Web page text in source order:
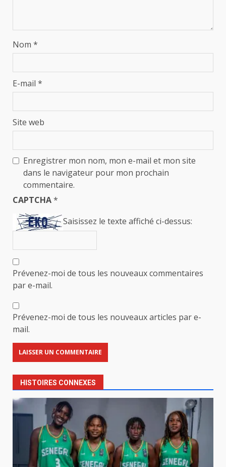
Nom *
E-mail *
Site web
Enregistrer mon nom, mon e-mail et mon site
dans le navigateur pour mon prochain
commentaire.
CAPTCHA*
Saisissez le texte affiché ci-dessus:
Prévenez-moi de tous les nouveaux commentaires
par e-mail.
Prévenez-moi de tous les nouveaux articles par e-
mail.
HISTOIRES CONNEXES